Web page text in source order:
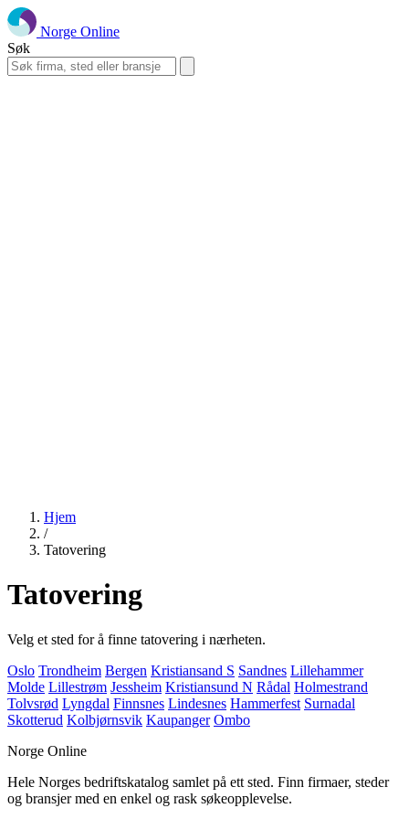
Norge Online
Søk
Hjem
/
Tatovering
Tatovering
Velg et sted for å finne tatovering i nærheten.
Oslo Trondheim Bergen Kristiansand S Sandnes Lillehammer
Molde Lillestrøm Jessheim Kristiansund N Rådal Holmestrand
Tolvsrød Lyngdal Finnsnes Lindesnes Hammerfest Surnadal
Skotterud Kolbjørnsvik Kaupanger Ombo
Norge Online
Hele Norges bedriftskatalog samlet på ett sted. Finn firmaer, steder
og bransjer med en enkel og rask søkeopplevelse.